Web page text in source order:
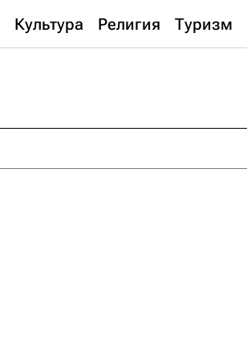
Культура Религия Туризм